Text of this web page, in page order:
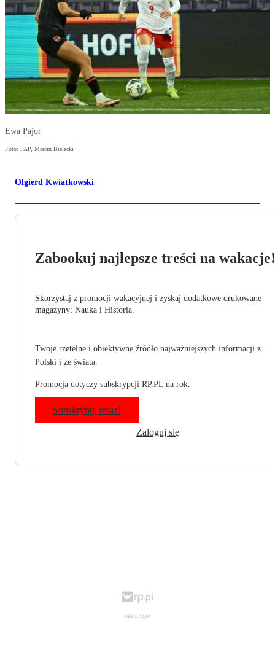
Ewa Pajor
Foto: PAP, Marcin Bielecki
Olgierd Kwiatkowski
Zabookuj najlepsze treści na wakacje!
Skorzystaj z promocji wakacyjnej i zyskaj dodatkowe drukowane
magazyny: Nauka i Historia.
Twoje rzetelne i obiektywne źródło najważniejszych informacji z
Polski i ze świata.
Promocja dotyczy subskrypcji RP.PL na rok.
Subskrybuj teraz!
Zaloguj się